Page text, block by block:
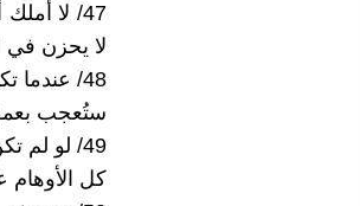
47/ لا
لا يحزن في
48/ عندما تكون حقيقي ستنظر للمحتوى، لا للغلاف،
ستُعجب بعمق
49/ لو لم تكن هناك حياة لما كان هناك موت على الإطلاق
كل الأوهام